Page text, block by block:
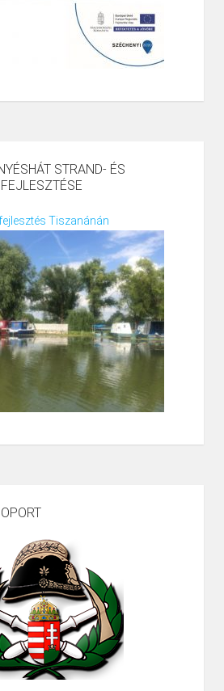
STRAND- ÉS
Tiszanánán